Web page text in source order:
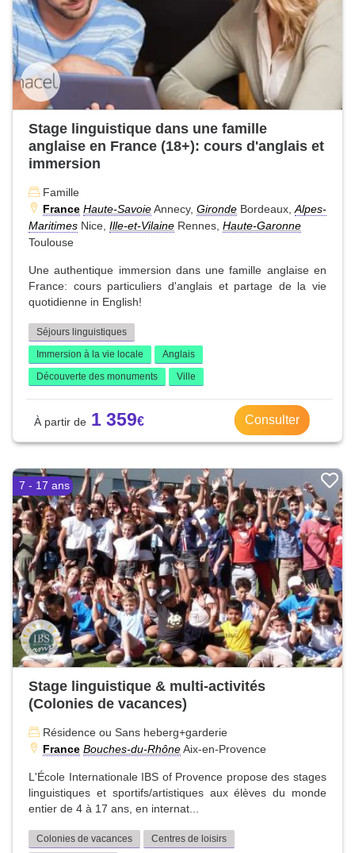
Stage linguistique dans une famille
anglaise en France (18+): cours d'anglais et
immersion
Famille
France Haute-SavoieAnnecy, Gironde Bordeaux, Alpes-
Maritimes Nice, Ille-et-Vilaine Rennes, Haute-Garonne
Toulouse
Une authentique immersion dans une famille anglaise en
France: cours particuliers d'anglais et partage de la vie
quotidienne in English!
Séjours linguistiques
Immersion à la vie locale
Anglais
Découverte des monuments
Ville
1 359 Consulter
7 - 17 ans
Stage linguistique & multi-activités
(Colonies de vacances)
Résidence ou Sans heberg+garderie
France Bouches-du-RhôneAix-en-Provence
L'École Internationale IBS of Provence propose des stages
linguistiques et sportifs/artistiques aux élèves du monde
entier de 4 à 17 ans, en internat...
Colonies de vacances
Centres de loisirs